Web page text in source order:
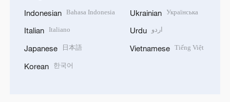
Indonesian Bahasa Indonesia
Italian Italiano
Japanese 日本語
Korean 한국어
Ukrainian Українська
Urdu اردو
Vietnamese Tiếng Việt